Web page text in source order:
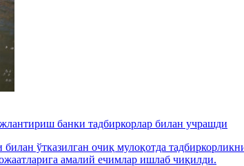
банки тадбиркорлар билан учрашди
ўтказилган очиқ мулоқотда
амалий ечимлар ишлаб чиқилди.